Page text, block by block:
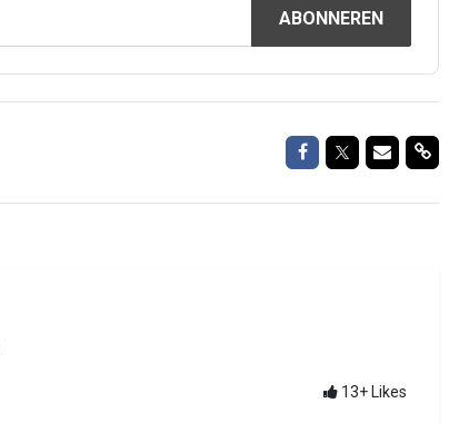
ABONNEREN
Delen op Facebook
Delen op
Delen
13+ Likes